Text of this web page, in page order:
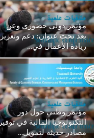
مؤتمر دولي حضوري وعن
بعد تحت عنوان: دعم وتعزيز
ريادة الأعمال في…
مؤتمر وطني حول دور
التكنولوجيا المالية في
مصادر حديثة لتمويل…